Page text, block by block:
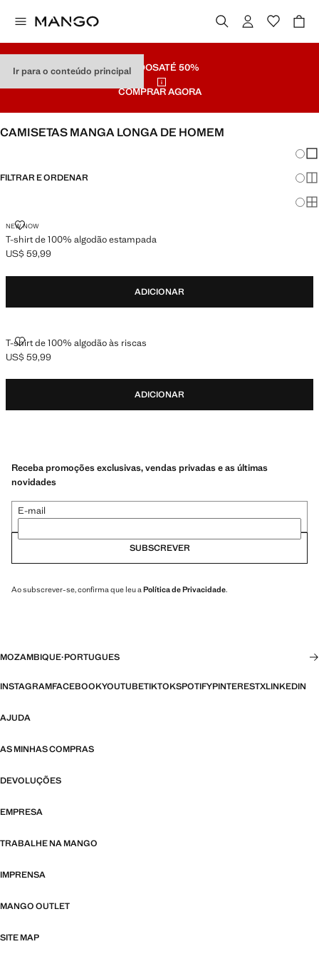
Ir para o conteúdo principalSALDOSATÉ 50%
COMPRAR AGORA
CAMISETAS MANGA LONGA DE HOMEM
FILTRAR E ORDENAR
NEW NOW
T-shirt de 100% algodão estampada
T-SHIRT DE 100% ALGODÃO ESTAMPADA
Preço atual [US$ 59,99 ]
US$ 59,99
ADICIONAR
T-shirt de 100% algodão às riscas
T-SHIRT DE 100% ALGODÃO ÀS RISCAS
Preço atual [US$ 59,99 ]
US$ 59,99
ADICIONAR
Receba promoções exclusivas, vendas privadas e as últimas
novidades
E-mail
SUBSCREVER
Ao subscrever-se, confirma que leu a Política de Privacidade.
MOZAMBIQUE·PORTUGUES
INSTAGRAMFACEBOOKYOUTUBETIKTOKSPOTIFYPINTERESTXLINKEDIN
AJUDA
AS MINHAS COMPRAS
DEVOLUÇÕES
EMPRESA
TRABALHE NA MANGO
IMPRENSA
MANGO OUTLET
SITE MAP